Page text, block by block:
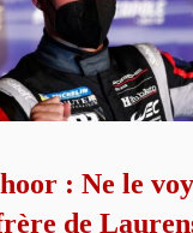
: Ne le
de